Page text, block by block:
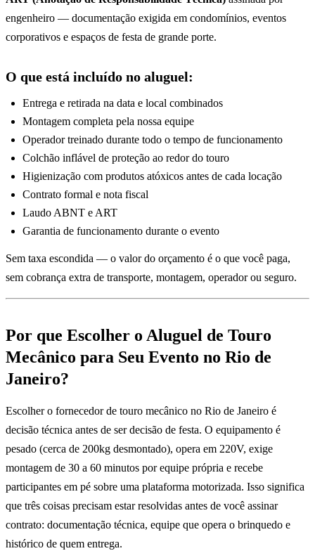
engenheiro — documentação exigida em condomínios, eventos
corporativos e espaços de festa de grande porte.
O que está incluído no aluguel:
Entrega e retirada na data e local combinados
Montagem completa pela nossa equipe
Operador treinado durante todo o tempo de funcionamento
Colchão inflável de proteção ao redor do touro
Higienização com produtos atóxicos antes de cada locação
Contrato formal e nota fiscal
Laudo ABNT e ART
Garantia de funcionamento durante o evento
Sem taxa escondida — o valor do orçamento é o que você paga,
sem cobrança extra de transporte, montagem, operador ou seguro.
Por que Escolher o Aluguel de Touro
Mecânico para Seu Evento no Rio de
Janeiro?
Escolher o fornecedor de touro mecânico no Rio de Janeiro é
decisão técnica antes de ser decisão de festa. O equipamento é
pesado (cerca de 200kg desmontado), opera em 220V, exige
montagem de 30 a 60 minutos por equipe própria e recebe
participantes em pé sobre uma plataforma motorizada. Isso significa
que três coisas precisam estar resolvidas antes de você assinar
contrato: documentação técnica, equipe que opera o brinquedo e
histórico de quem entrega.